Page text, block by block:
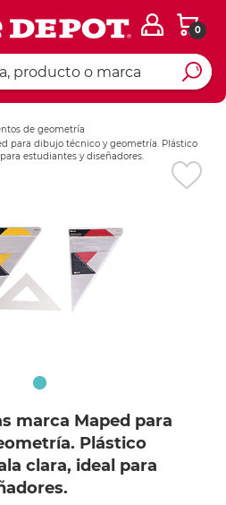
0
de geometría
para dibujo técnico y geometría. Plástico
estudiantes y diseñadores.
marca Maped para
Plástico
clara, ideal para
Ingresar Codigo